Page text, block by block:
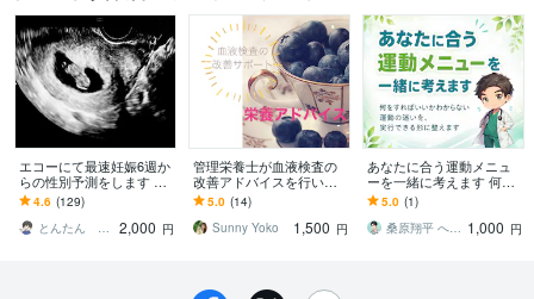
エコーにて最速妊娠6週か
らの性別予測をします 産
婦人科、超音波専門医が
ラムジーメソッドにて性
別予測！
4.6 (129)
とんたん 周産期専門医 超音波専門医
2,000 円
管理栄養士が血液検査の
改善アドバイスを行いま
す ✴︎なぜいまその状態な
のかを知り、少しの栄養
改善を✴︎
5.0 (14)
Sunny Yoko
1,500 円
あなたに合う運動メニュ
ーを一緒に考えます 何を
すればいいかわからない
迷いを、実行できる形に
整えます
5.0 (1)
桑原翔平 へいパパ 理学療法士 1,000 円